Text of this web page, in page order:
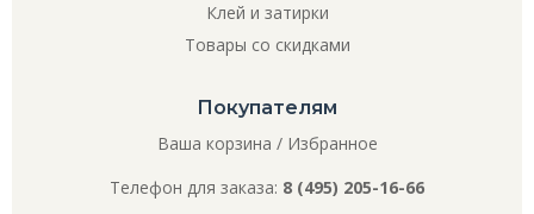
Клей и затирки
Товары со скидками
Покупателям
Ваша корзина / Избранное
Телефон для заказа: 8 (495) 205-16-66